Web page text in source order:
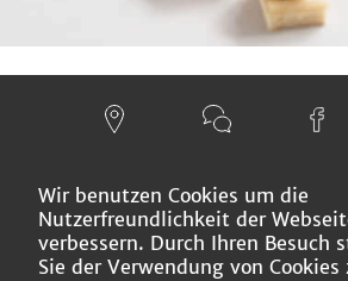
Wir benutzen Cookies um die
Nutzerfreundlichkeit der
verbessern. Durch Ihren Besuch
Sie der Verwendung von Cookies
© 2026 Steiner
Datenschutz